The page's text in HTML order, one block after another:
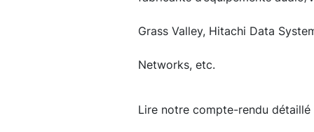
Grass Valley, Hitachi Data
Networks, etc.
Lire notre compte-rendu détaillé